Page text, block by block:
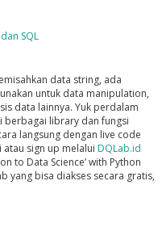
SQL
data string, ada
untuk data manipulation,
data lainnya. Yuk perdalam
berbagai library dan fungsi
langsung dengan live code
sign up melalui DQLab.id
to Data Science’ with Python
yang bisa diakses secara gratis,